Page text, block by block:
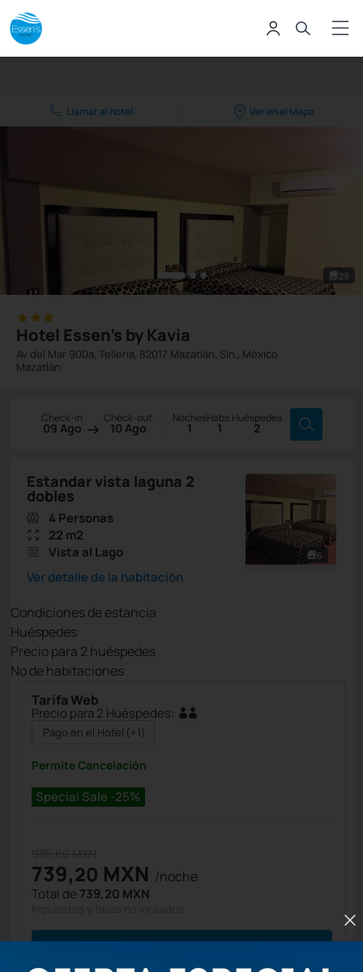
Llamar al hotel Ver en el Mapa
29
Hotel Essen's by Kavia
Av del Mar 900a, Tellería, 82017 Mazatlán, Sin., México
Mazatlán
Check-in
09 Ago
Check-out
10 Ago
Noches
1
Habs.
1
Huéspedes
2
6
Estandar vista laguna 2
dobles
4 Personas
22 m2
Vista al Lago
Ver detalle de la habitación
Condiciones de estancia
Huéspedes
Precio para 2 huéspedes
Nº de habitaciones
Tarifa Web
Precio para 2 Huéspedes:
Pago en el Hotel (+1)
Special Sale -25%
Permite Cancelación
739,20 MXN /noche
Total de 739,20 MXN